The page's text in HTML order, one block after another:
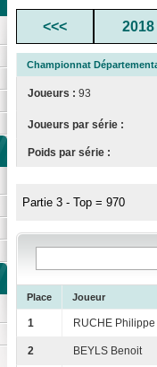
<<< 2018
Championnat
Joueurs : 93
Joueurs par série :
Poids par série :
Partie 3 - Top = 970
Place Joueur
1 RUCHE Philippe
2 BEYLS Benoit